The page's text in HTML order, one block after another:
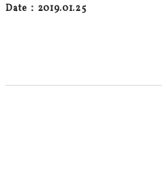
Date：2019.01.25